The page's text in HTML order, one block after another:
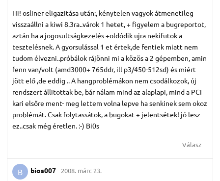
Hi! osliner eligazitása után:, kénytelen vagyok átmenetileg
visszaállni a kiwi 8.3ra..várok 1 hetet, + figyelem a bugreportot,
aztán ha a jogosultságkezelés +oldódik ujra nekifutok a
tesztelésnek. A gyorsulással 1 et értek,de fentiek miatt nem
tudom élvezni..próbálok rájönni mi a közös a 2 gépemben, amin
fenn van/volt (amd3000+ 765ddr, ill p3/450-512sd) és miért
jött elő ,de eddig .. A hangproblémákon nem csodálkozok, új
rendszert állitottak be, bár nálam mind az alaplapi, mind a PCI
kari elsőre ment- meg lettem volna lepve ha senkinek sem okoz
problémát. Csak folytassátok, a bugokat + jelentsétek! jó lesz
ez..csak még éretlen. :-) Bi0s
Válasz
B bios007 2008. márc 23.